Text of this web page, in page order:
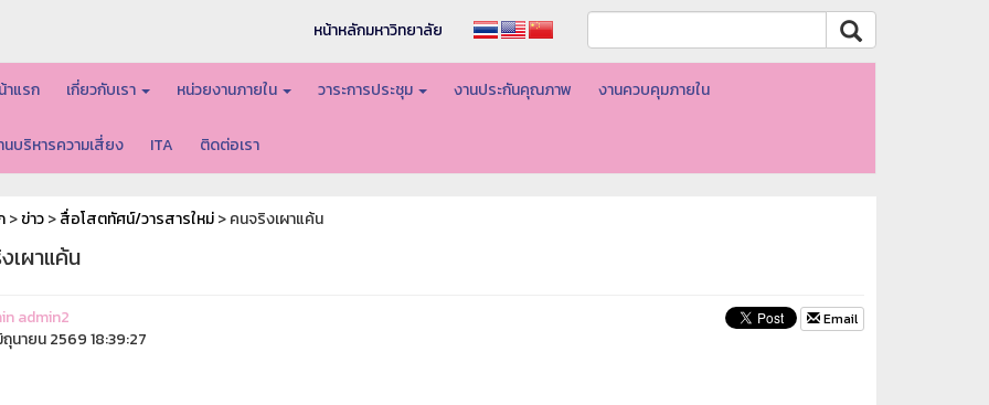
หน้าหลักมหาวิทยาลัย
าแรก เกี่ยวกับเรา หน่วยงานภายใน วาระการประชุม งานประกันคุณภาพ งานควบคุมภายใน
นบริหารความเสี่ยง ITA ติดต่อเรา
>ข่าว>สื่อโสตทัศน์/วารสารใหม่> คนจริงเผาแค้น
เผาแค้น
admin2
นายน 2569 18:39:27
Email